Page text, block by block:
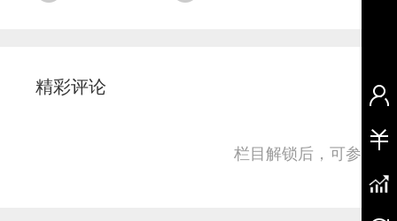
精彩评论
栏目解锁后，可参与